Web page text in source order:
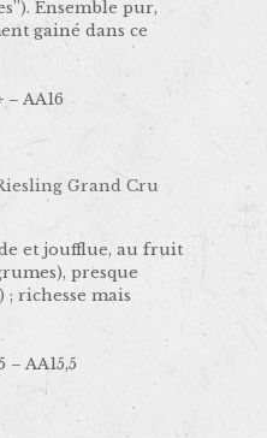
Ensemble pur,
gainé dans ce
– AA16
Grand Cru
et joufflue, au fruit
presque
; richesse mais
– AA15,5